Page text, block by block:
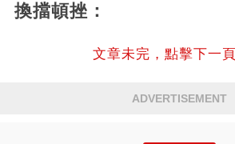
換擋頓挫：
文章未完，點擊下一
ADVERTISEMENT